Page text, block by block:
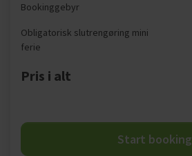
Bookinggebyr
Obligatorisk slutrengøring mini
ferie
Pris i alt
Start booking